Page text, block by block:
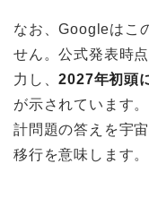
なお、Googleはこ
せん。公式発表時
力し、2027年初頭
が示されています
計問題の答えを宇
移行を意味します。